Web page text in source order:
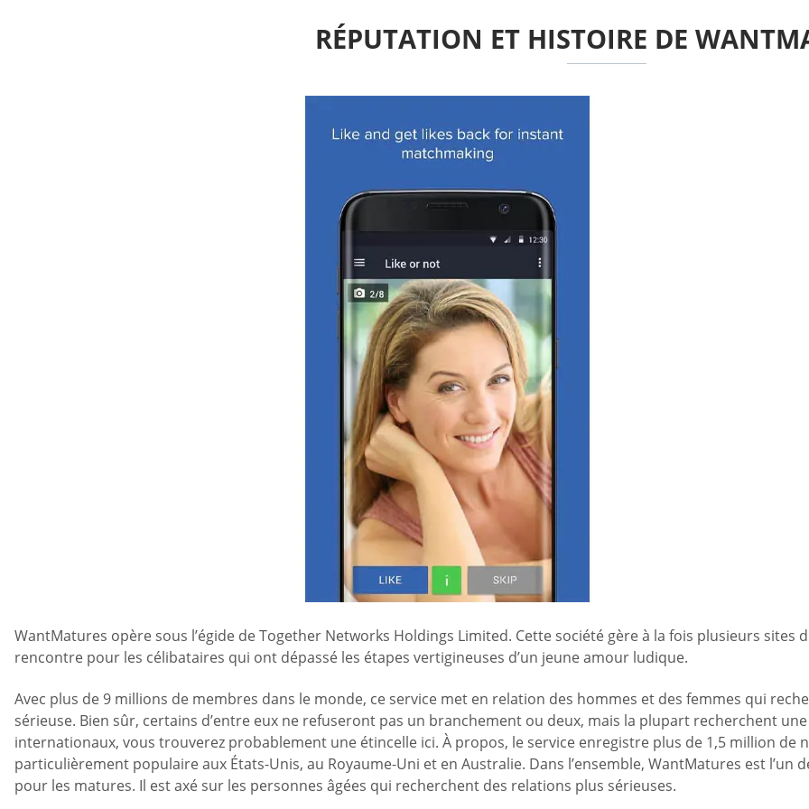
RÉPUTATION ET HISTOIRE DE
WantMatures opère sous l’égide de Together Networks Holdings Limited. Cette société gère à la fois plusieurs
rencontre pour les célibataires qui ont dépassé les étapes vertigineuses d’un jeune amour ludique.
Avec plus de 9 millions de membres dans le monde, ce service met en relation des hommes et des femmes qui
sérieuse. Bien sûr, certains d’entre eux ne refuseront pas un branchement ou deux, mais la plupart recherchent
internationaux, vous trouverez probablement une étincelle ici. À propos, le service enregistre plus de 1,5 million de
particulièrement populaire aux États-Unis, au Royaume-Uni et en Australie. Dans l’ensemble, WantMatures est l’un
pour les matures. Il est axé sur les personnes âgées qui recherchent des relations plus sérieuses.